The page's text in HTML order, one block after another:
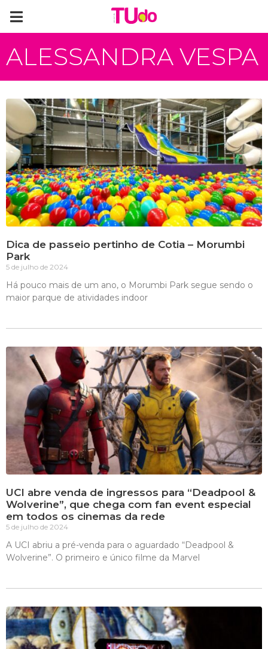
ALESSANDRA VESPA
Dica de passeio pertinho de Cotia – Morumbi
Park
5 de julho de 2024
Há pouco mais de um ano, o Morumbi Park segue sendo o
maior parque de atividades indoor
UCI abre venda de ingressos para “Deadpool &
Wolverine”, que chega com fan event especial
em todos os cinemas da rede
5 de julho de 2024
A UCI abriu a pré-venda para o aguardado “Deadpool &
Wolverine”. O primeiro e único filme da Marvel